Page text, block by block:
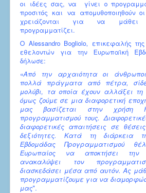
οι ιδέες σας, να γίνει ο
προσιτός και να απομυθοποιηθούν
χρειάζονται για να μάθει
προγραμματίζει.
Ο Alessandro Bogliolo, επικεφαλής
εθελοντών για την Ευρωπαϊκή
δήλωσε:
«Από την αρχαιότητα οι
πολλά πράγματα από πέτρα,
μολύβι, τα οποία έχουν αλλάξει
όμως ζούμε σε μια διαφορετική
μας βασίζεται στην
προγραμματισμού τους.
διαφορετικές απαιτήσεις σε
δεξιότητες. Κατά τη διάρκεια
Εβδομάδας Προγραμματισμού
Ευρωπαίος να αποκτήσει την
ανακαλύψει τον
διασκεδάσει μέσα από αυτόν. Ας
προγραμματίζουμε για να
μας".